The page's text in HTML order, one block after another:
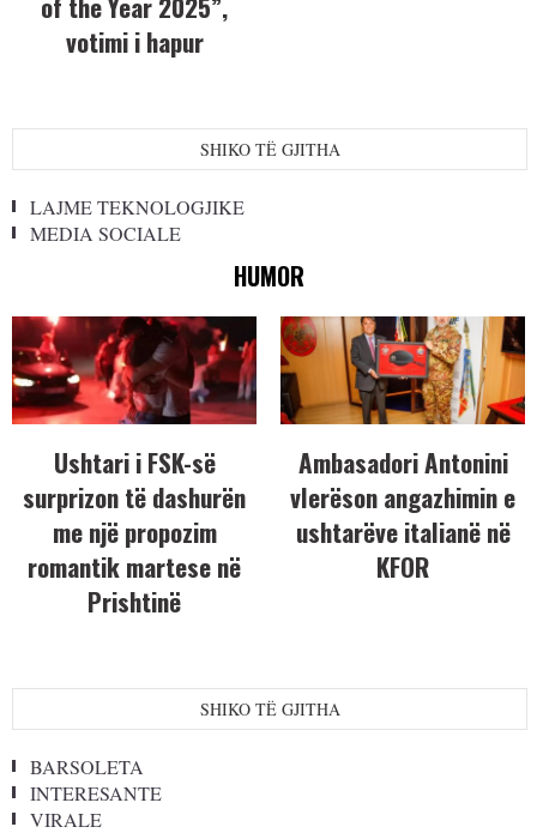
votimi i hapur
SHIKO TË GJITHA
LAJME TEKNOLOGJIKE
MEDIA SOCIALE
HUMOR
Ushtari i FSK-së
surprizon të dashurën
me një propozim
romantik martese në
Prishtinë
Ambasadori Antonini
vlerëson angazhimin e
ushtarëve italianë në
KFOR
SHIKO TË GJITHA
BARSOLETA
INTERESANTE
VIRALE